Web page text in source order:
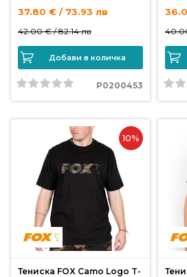
37.80 € / 73.93 лв
42.00 € /82.14 лв
Добави в количка
P0200453
10%
Тениска FOX Camo Logo T-